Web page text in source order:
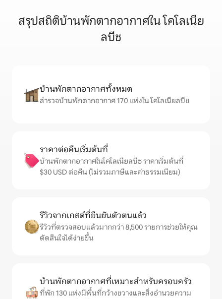
สรุปสถิติบ้านพักตากอากาศใน โคโลเนีย
ลบีช
บ้านพักตากอากาศทั้งหมด
สำรวจบ้านพักตากอากาศ 170 แห่งใน โคโลเนียลบีช
ราคาต่อคืนเริ่มต้นที่
บ้านพักตากอากาศในโคโลเนียลบีช ราคาเริ่มต้นที่
$30 USD ต่อคืน (ไม่รวมภาษีและค่าธรรมเนียม)
รีวิวจากเกสต์ที่ยืนยันตัวตนแล้ว
รีวิวที่ตรวจสอบแล้วมากกว่า 8,500 รายการช่วยให้คุณ
ตัดสินใจได้ง่ายขึ้น
บ้านพักตากอากาศที่เหมาะสำหรับครอบครัว
ที่พัก 130 แห่งมีพื้นที่กว้างขวางและสิ่งอำนวยความ